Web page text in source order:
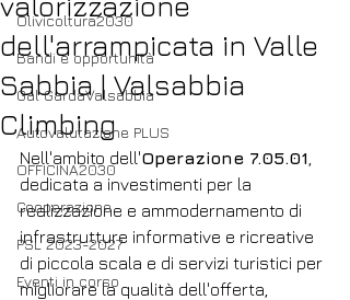
Olivicoltura2030
Bandi e opportunità
Gal GardaValsabbia
Autovalutazione PLUS
OFFICINA2030
Cooperazione
PSL 2023-2027
Eventi in corso
dell'arrampicata in Valle
Sabbia | Valsabbia
Climbing
Nell'ambito dell'Operazione 7.05.01
dedicata a investimenti per la
realizzazione e ammodernamento di
infrastrutture informative e ricreative
di piccola scala e di servizi turistici per
migliorare la qualità dell'offerta,